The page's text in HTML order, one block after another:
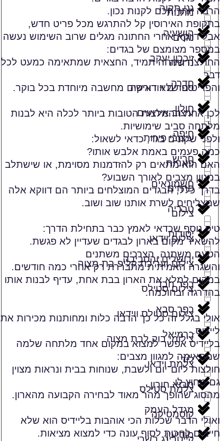
מתנות
נגנים
נדוניה
ספרים ויודאיקה
עיצוב אירועים
עיצובי פירות
פאניות
פרחים
צילום
צילום וידאו
צילום ועריכת קליפ בת מצוה
צילום סטילס
צילום סטילס ווידאו
צילומי בוק לבת מצוה
צלמת וידאו
צלמת סטילס
קוסמטיקה
גני תקוה
הושעיה
זיכרון יעקב
חדרה
חולון
חיפה
חריש
חשמונאים
טבריה
יסודות
ירושלים והסביבה
כפר חבד
כפר סבא
כרמיאל
לוד
מבוא חורון
מגדל העמק
מודיעין
הרבה יותר חכם לקנות נכון.
בתקופת האירוסין קל להתרגש מכל פריט חדש,
אבל דווקא אחרי החתונה מגלים שרוב השימוש נעשה
במספר מצומצם של בגדים:
החולצה שנוחה תמיד, החצאית שמתאימה כמעט לכל
דבר
והפריטים שלא דורשים מחשבה מיוחדת בכל בוקר.
לכן אחת ההמלצות הטובות ביותר לכלה היא לבנות
מלתחה סביב שימושיות.
ולפני שקונים בגד, כדאי לשאול:
כמה פעמים באמת אלבש אותו?
האם הוא מתאים רק להזדמנות מסוימת, או שישתלב
במגוון מצבים לאורך השבוע?
בדרך כלל, הבגדים המוצלחים ביותר הם דווקא אלה
שמצליחים לשרת אותנו שוב ושוב.
טיפ נוסף שכדאי לאמץ כבר בתחילת הדרך:
להשאיר מקום בארון לבגדים שעדיין לא פגשת.
הטעם משתנה, הצרכים משתנים
והשגרה האמיתית מתבררת רק אחרי כמה חודשים.
במקום למלא את הארון בבת אחת, עדיף לבנות אותו
בהדרגה ובחוכמה.
אולי בגלל זה כל כך הרבה כלות ומחותנות מכירות את
ליידיס.
בליידיס אפשר למצוא במקום אחד מלתחה שלמה
שמתאימה למגוון מצבים:
חולצות ליום־יום ולשבת, שנוחות בבית ונראות מצוין
גם מחוץ לו.
מהסוג שהופך מהר מאוד לבחירה הקבועה מהארון.
ואולי הדבר שכלות הכי אוהבות בליידיס הוא שלא
חייבים לחכות לסוף עונה כדי למצוא מציאות.